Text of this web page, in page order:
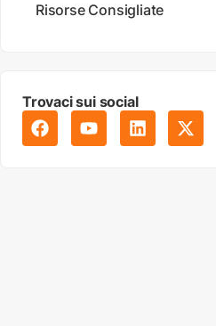
Risorse Consigliate
Trovaci sui social